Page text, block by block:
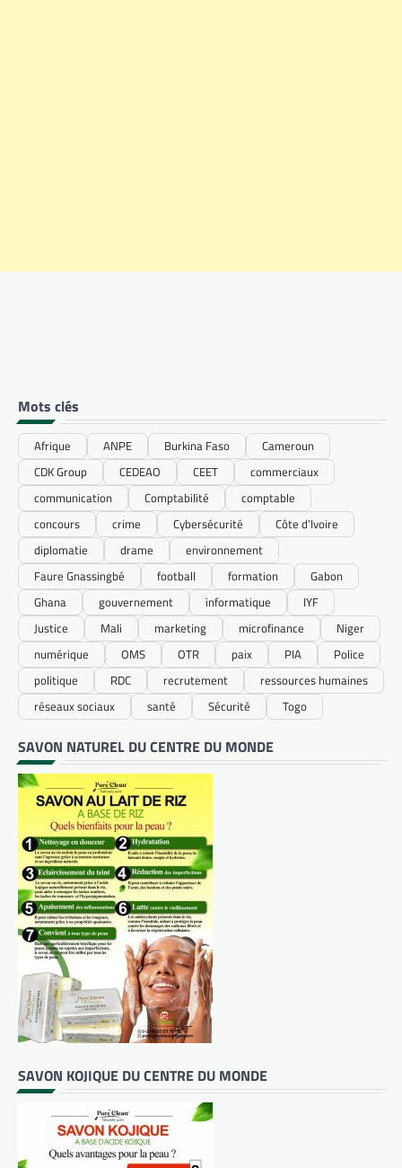
Mots clés
Afrique ANPE Burkina Faso
Cameroun
CDK Group
CEDEAO CEET
commerciaux
communication
Comptabilité
comptable
concours
crime Cybersécurité
Côte d’Ivoire
diplomatie
drame
environnement
Faure Gnassingbé
football formation
Gabon
Ghana
gouvernement informatique
IYF
Justice
Mali marketing microfinance
Niger
numérique
OMS OTR paix PIA
Police
politique
RDC recrutement
ressources humaines
réseaux sociaux
santé Sécurité Togo
SAVON NATUREL DU CENTRE DU MONDE
SAVON KOJIQUE DU CENTRE DU MONDE